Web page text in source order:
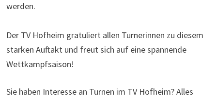
werden.
Der TV Hofheim gratuliert allen Turnerinnen zu diesem
starken Auftakt und freut sich auf eine spannende
Wettkampfsaison!
Sie haben Interesse an Turnen im TV Hofheim? Alles